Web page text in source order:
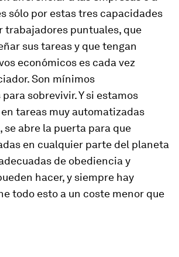
sólo por estas tres capacidades
trabajadores puntuales, que
sus tareas y que tengan
económicos es cada vez
Son mínimos
sobrevivir. Y si estamos
tareas muy automatizadas
se abre la puerta para que
en cualquier parte del planeta
de obediencia y
hacer, y siempre hay
todo esto a un coste menor que